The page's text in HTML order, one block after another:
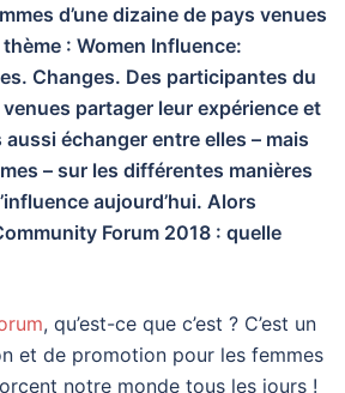
d’une dizaine de pays venues
: Women Influence:
Changes. Des participantes du
partager leur expérience et
échanger entre elles – mais
– sur les différentes manières
aujourd’hui. Alors
Forum 2018 : quelle
, qu’est-ce que c’est ? C’est un
et de promotion pour les femmes
notre monde tous les jours !